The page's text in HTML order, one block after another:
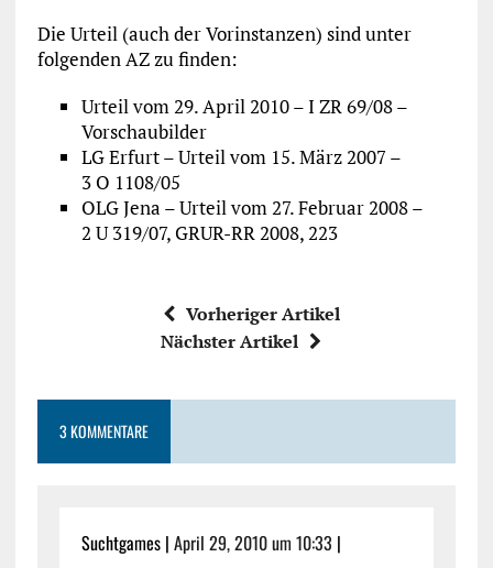
Die Urteil (auch der Vorinstanzen) sind unter
folgenden AZ zu finden:
Urteil vom 29. April 2010 – I ZR 69/08 –
Vorschaubilder
LG Erfurt – Urteil vom 15. März 2007 –
3 O 1108/05
OLG Jena – Urteil vom 27. Februar 2008 –
2 U 319/07, GRUR-RR 2008, 223
Vorheriger Artikel
Nächster Artikel
3 KOMMENTARE
Suchtgames | April 29, 2010 um 10:33 |